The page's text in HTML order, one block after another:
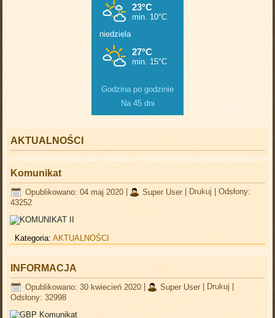
Godzina po godzinie
Na 45 dni
AKTUALNOŚCI
Komunikat
Opublikowano: 04 maj 2020 Super User Drukuj |Odsłony:
43252
Kategoria:AKTUALNOŚCI
INFORMACJA
Opublikowano: 30 kwiecień 2020 Super User Drukuj
Odsłony: 32998